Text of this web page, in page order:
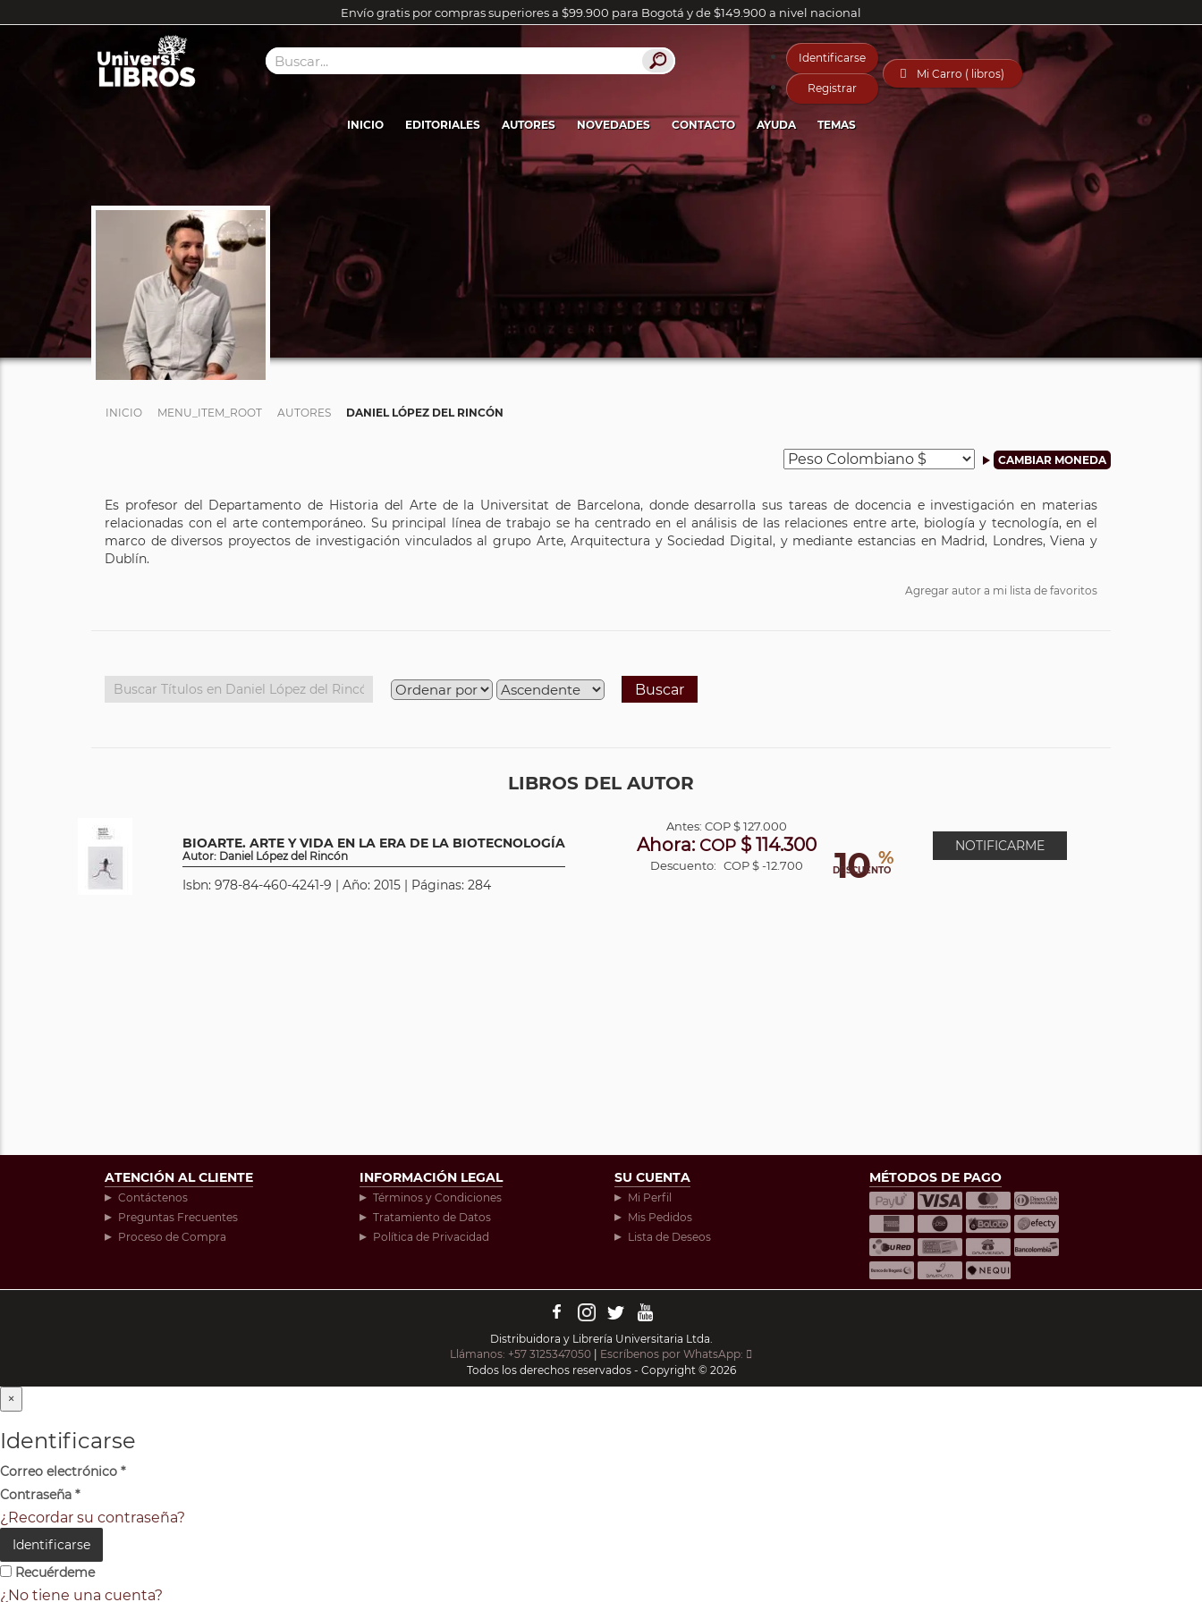
Envío gratis por compras superiores a $99.900 para Bogotá y de $149.900 a nivel nacional
Identificarse
Registrar
 Mi Carro ( libros)
INICIO EDITORIALES AUTORES NOVEDADES CONTACTO AYUDA TEMAS
INICIO MENU_ITEM_ROOT AUTORES DANIEL LÓPEZ DEL RINCÓN
Es profesor del Departamento de Historia del Arte de la Universitat de Barcelona, donde desarrolla sus tareas de docencia e investigación en materias
relacionadas con el arte contemporáneo. Su principal línea de trabajo se ha centrado en el análisis de las relaciones entre arte, biología y tecnología, en el
marco de diversos proyectos de investigación vinculados al grupo Arte, Arquitectura y Sociedad Digital, y mediante estancias en Madrid, Londres, Viena y
Dublín.
Agregar autor a mi lista de favoritos
Buscar
LIBROS DEL AUTOR
BIOARTE. ARTE Y VIDA EN LA ERA DE LA BIOTECNOLOGÍA
Autor: Daniel López del Rincón
Isbn: 978-84-460-4241-9 | Año: 2015 | Páginas: 284 10 %
DESCUENTO
Antes: COP$ 127.000
Ahora: COP$ 114.300
Descuento: COP $ -12.700
NOTIFICARME
ATENCIÓN AL CLIENTE
Contáctenos
Preguntas Frecuentes
Proceso de Compra
INFORMACIÓN LEGAL
Términos y Condiciones
Tratamiento de Datos
Política de Privacidad
SU CUENTA
Mi Perfil
Mis Pedidos
Lista de Deseos
MÉTODOS DE PAGO
Distribuidora y Librería Universitaria Ltda.
Llámanos: +57 3125347050
Escríbenos por WhatsApp:
Todos los derechos reservados - Copyright © 2026
×
Identificarse
Correo electrónico *
Contraseña *
¿Recordar su contraseña?
Identificarse
Recuérdeme
¿No tiene una cuenta?